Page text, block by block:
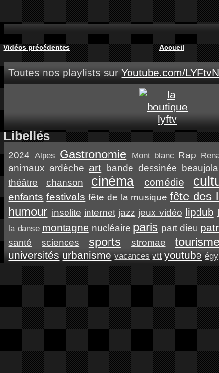
Vidéos précédentes Accueil
Toutes nos playlists surYoutube.com/
Libellés
2024 Alpes Gastronomie Mont blanc Rap
animaux ardèche art bande dessinée
théâtre
chanson cinéma comédie
enfants festivals fête de la musique fête des
humour insolite internet jazz jeux vidéo lipdub
la danse montagne nucléaire paris part dieu
santé sciences sports stromae
universités urbanisme vacances vtt youtube